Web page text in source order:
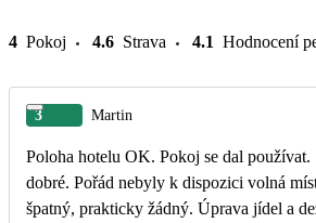
4 Pokoj 4.6 Strava 4.1 Hodnocení
3 Martin
Poloha hotelu OK. Pokoj se dal
dobré. Pořád nebyly k dispozici volná
špatný, prakticky žádný. Úprava jídel a